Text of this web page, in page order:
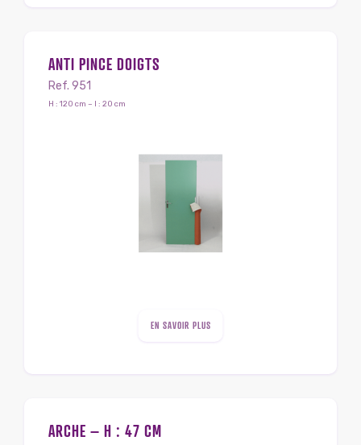
ANTI PINCE DOIGTS
Ref. 951
H : 120 cm – l : 20 cm
EN SAVOIR PLUS
ARCHE – H : 47 CM